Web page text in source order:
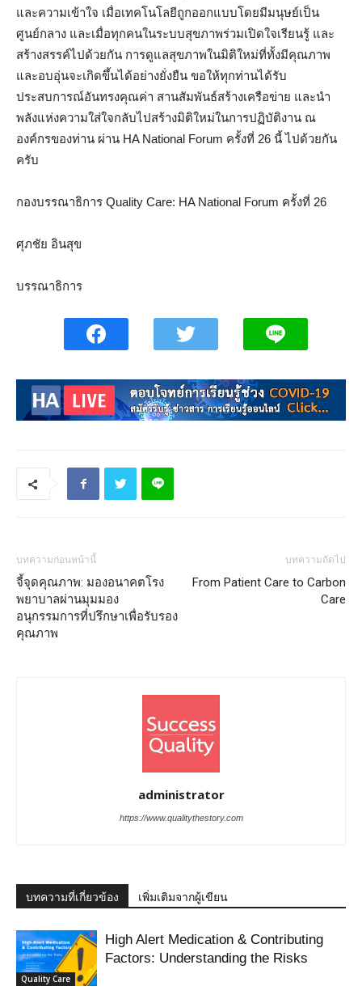
และความเข้าใจ เมื่อเทคโนโลยีถูกออกแบบโดยมีมนุษย์เป็น
ศูนย์กลาง และเมื่อทุกคนในระบบสุขภาพร่วมเปิดใจเรียนรู้ และ
สร้างสรรค์ไปด้วยกัน การดูแลสุขภาพในมิติใหม่ที่ทั้งมีคุณภาพ
และอบอุ่นจะเกิดขึ้นได้อย่างยั่งยืน ขอให้ทุกท่านได้รับ
ประสบการณ์อันทรงคุณค่า สานสัมพันธ์สร้างเครือข่าย และนำ
พลังแห่งความใส่ใจกลับไปสร้างมิติใหม่ในการปฏิบัติงาน ณ
องค์กรของท่าน ผ่าน HA National Forum ครั้งที่ 26 นี้ ไปด้วยกัน
ครับ
กองบรรณาธิการ Quality Care: HA National Forum ครั้งที่ 26
ศุภชัย อินสุข
บรรณาธิการ
บทความก่อนหน้านี้
จี้จุดคุณภาพ: มองอนาคตโรง
พยาบาลผ่านมุมมอง
อนุกรรมการที่ปรึกษาเพื่อรับรอง
คุณภาพ
บทความถัดไป
From Patient Care to Carbon
Care
administrator
https://www.qualitythestory.com
บทความที่เกี่ยวข้อง เพิ่มเติมจากผู้เขียน
Quality Care
High Alert Medication & Contributing
Factors: Understanding the Risks